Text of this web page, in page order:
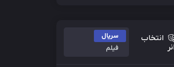
انتخاب
سریال
فیلم